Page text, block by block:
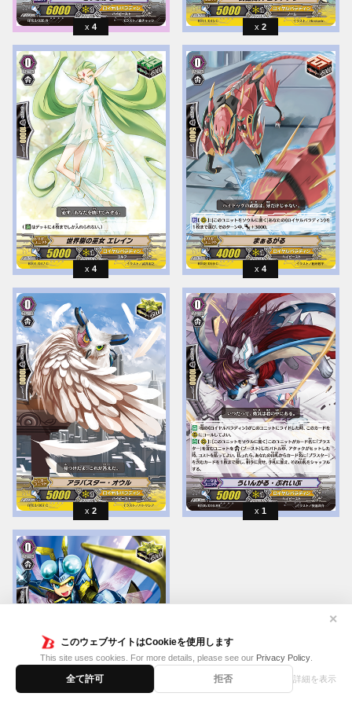
このウェブサイトはCookieを使用します
This site uses cookies. For more details, please see our Privacy Policy.
全て許可 拒否 詳細を表示
✕
4 2
4 4
2 1